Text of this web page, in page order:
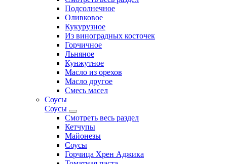
Подсолнечное
Оливковое
Кукурузное
Из виноградных косточек
Горчичное
Льняное
Кунжутное
Масло из орехов
Масло другое
Смесь масел
Соусы
Соусы
Смотреть весь раздел
Кетчупы
Майонезы
Соусы
Горчица Хрен Аджика